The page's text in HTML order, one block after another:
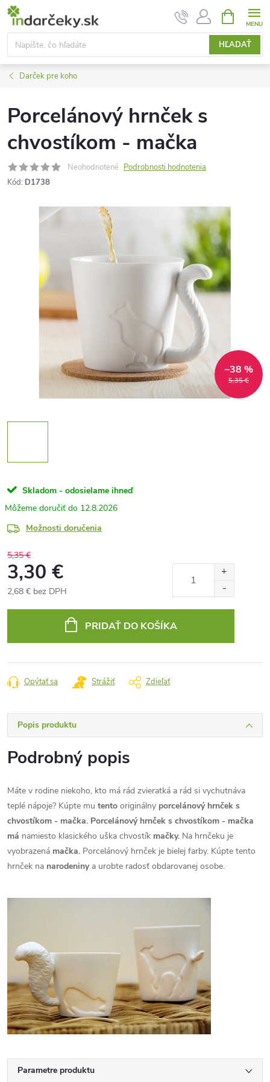
Prejsť
obsah
HĽADAŤ
KOŠÍK
Darček pre koho
Porcelánový hrnček s
chvostíkom - mačka
Neohodnotené Podrobnosti hodnotenia
Kód: D1738
5,35 €
–38 %
Skladom - odosielame ihneď
12.8.2026
Možnosti doručenia
5,35 €
3,30 €
2,68 € bez DPH
PRIDAŤ DO KOŠÍKA
Opýtať sa Strážiť Zdieľať
Popis produktu
Podrobný popis
Máte v rodine niekoho, kto má rád zvieratká a rád si vychutnáva
teplé nápoje? Kúpte mu tento originálny porcelánový hrnček s
chvostíkom - mačka. Porcelánový hrnček s chvostíkom - mačka
má namiesto klasického uška chvostík mačky. Na hrnčeku je
vyobrazená mačka. Porcelánový hrnček je bielej farby. Kúpte tento
hrnček na narodeninya urobte radosť obdarovanej osobe.
Parametre produktu